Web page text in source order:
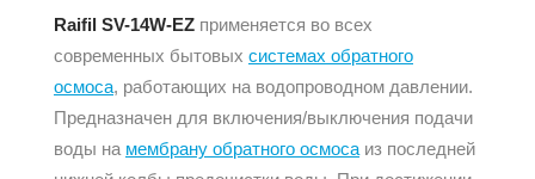
Raifil SV-14W-EZ применяется во всех
современных бытовых системах обратного
осмоса, работающих на водопроводном давлении.
Предназначен для включения/выключения подачи
воды на мембрану обратного осмоса из последней